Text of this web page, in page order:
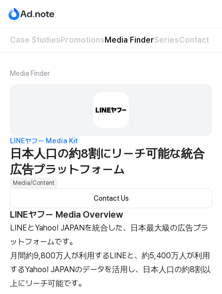
Case StudiesPromotionsMedia FinderSeriesContact
Media Finder
LINEヤフー Media Kit
日本人口の約8割にリーチ可能な統合
広告プラットフォーム
Media/Content
Contact Us
LINEヤフー Media Overview
LINEとYahoo! JAPANを統合した、日本最大級の広告プラ
ットフォームです。
月間約9,800万人が利用するLINEと、約5,400万人が利用
するYahoo! JAPANのデータを活用し、日本人口の約8割以
上にリーチ可能です。